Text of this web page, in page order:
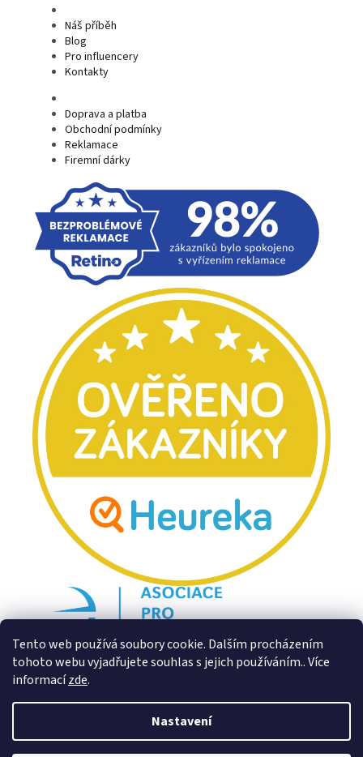
Tento web používá soubory cookie. Dalším procházením
tohoto webu vyjadřujete souhlas s jejich používáním.. Více
informacízde.
Nastavení
Náš příběh
Blog
Pro influencery
Kontakty
Doprava a platba
Obchodní podmínky
Reklamace
Firemní dárky